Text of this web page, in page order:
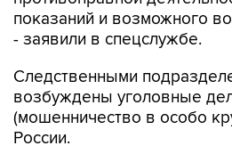
показаний и возможного
- заявили в спецслужбе.
Следственными
возбуждены уголовные
(мошенничество в особо
России.